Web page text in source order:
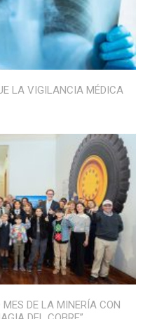
LA VIGILANCIA MÉDICA
DE LA MINERÍA CON